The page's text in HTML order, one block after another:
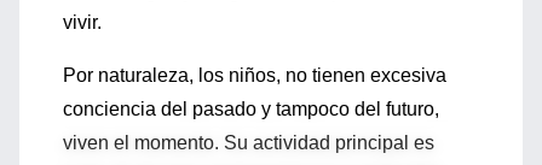
vivir.
Por naturaleza, los niños, no tienen excesiva
conciencia del pasado y tampoco del futuro,
viven el momento. Su actividad principal es